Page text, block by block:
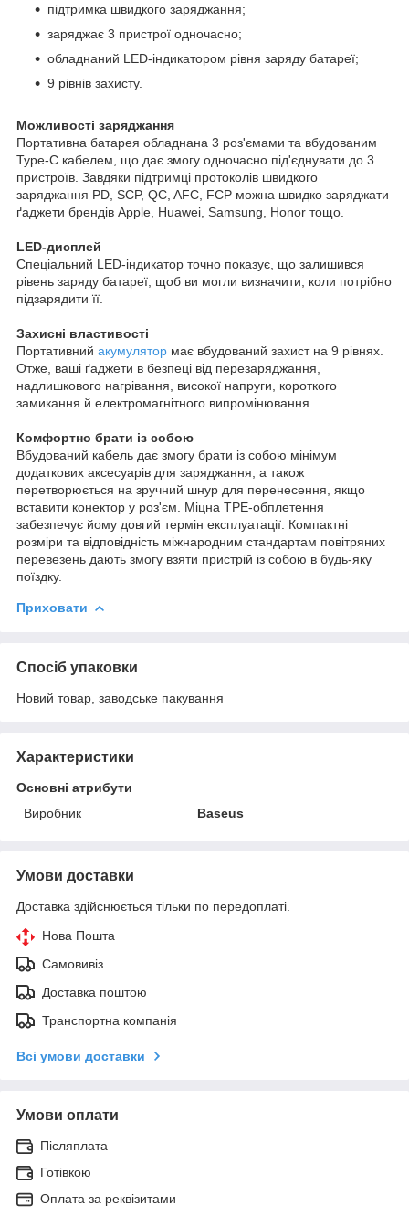
підтримка швидкого заряджання;
заряджає 3 пристрої одночасно;
обладнаний LED-індикатором рівня заряду батареї;
9 рівнів захисту.
Можливості заряджання
Портативна батарея обладнана 3 роз'ємами та вбудованим
Type-C кабелем, що дає змогу одночасно під'єднувати до 3
пристроїв. Завдяки підтримці протоколів швидкого
заряджання PD, SCP, QC, AFC, FCP можна швидко заряджати
ґаджети брендів Apple, Huawei, Samsung, Honor тощо.
LED-дисплей
Спеціальний LED-індикатор точно показує, що залишився
рівень заряду батареї, щоб ви могли визначити, коли потрібно
підзарядити її.
Захисні властивості
Портативний акумулятор має вбудований захист на 9 рівнях.
Отже, ваші ґаджети в безпеці від перезаряджання,
надлишкового нагрівання, високої напруги, короткого
замикання й електромагнітного випромінювання.
Комфортно брати із собою
Вбудований кабель дає змогу брати із собою мінімум
додаткових аксесуарів для заряджання, а також
перетворюється на зручний шнур для перенесення, якщо
вставити конектор у роз'єм. Міцна TPE-обплетення
забезпечує йому довгий термін експлуатації. Компактні
розміри та відповідність міжнародним стандартам повітряних
перевезень дають змогу взяти пристрій із собою в будь-яку
поїздку.
Приховати
Спосіб упаковки
Новий товар, заводське пакування
Характеристики
Основні атрибути
Виробник
Baseus
Умови доставки
Доставка здійснюється тільки по передоплаті.
Нова Пошта
Самовивіз
Доставка поштою
Транспортна компанія
Всі умови доставки
Умови оплати
Післяплата
Готівкою
Оплата за реквізитами